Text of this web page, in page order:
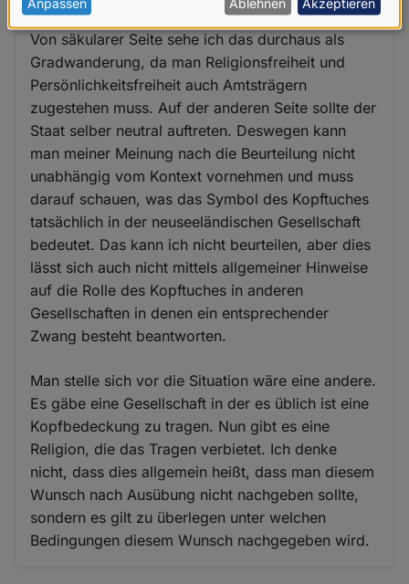
Von säkularer Seite sehe ich das durchaus als
Gradwanderung, da man Religionsfreiheit und
Persönlichkeitsfreiheit auch Amtsträgern
zugestehen muss. Auf der anderen Seite sollte der
Staat selber neutral auftreten. Deswegen kann
man meiner Meinung nach die Beurteilung nicht
unabhängig vom Kontext vornehmen und muss
darauf schauen, was das Symbol des Kopftuches
tatsächlich in der neuseeländischen Gesellschaft
bedeutet. Das kann ich nicht beurteilen, aber dies
lässt sich auch nicht mittels allgemeiner Hinweise
auf die Rolle des Kopftuches in anderen
Gesellschaften in denen ein entsprechender
Zwang besteht beantworten.
Man stelle sich vor die Situation wäre eine andere.
Es gäbe eine Gesellschaft in der es üblich ist eine
Kopfbedeckung zu tragen. Nun gibt es eine
Religion, die das Tragen verbietet. Ich denke
nicht, dass dies allgemein heißt, dass man diesem
Wunsch nach Ausübung nicht nachgeben sollte,
sondern es gilt zu überlegen unter welchen
Bedingungen diesem Wunsch nachgegeben wird.
personenbezogenen
Daten
und
Cookies